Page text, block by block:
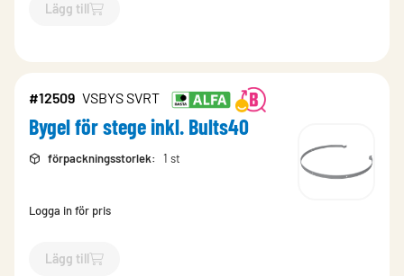
Lägg till
`$Lägg till
#12509 VSBYS SVRT
Bygel för stege inkl. Bults40
förpackningsstorlek: 1 st
Logga in för pris
Lägg till
`$Lägg till